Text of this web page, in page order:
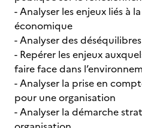
- Analyser les enjeux liés à
économique
- Analyser des
- Repérer les enjeux
faire face dans
- Analyser la prise en
pour une organisation
- Analyser la démarche